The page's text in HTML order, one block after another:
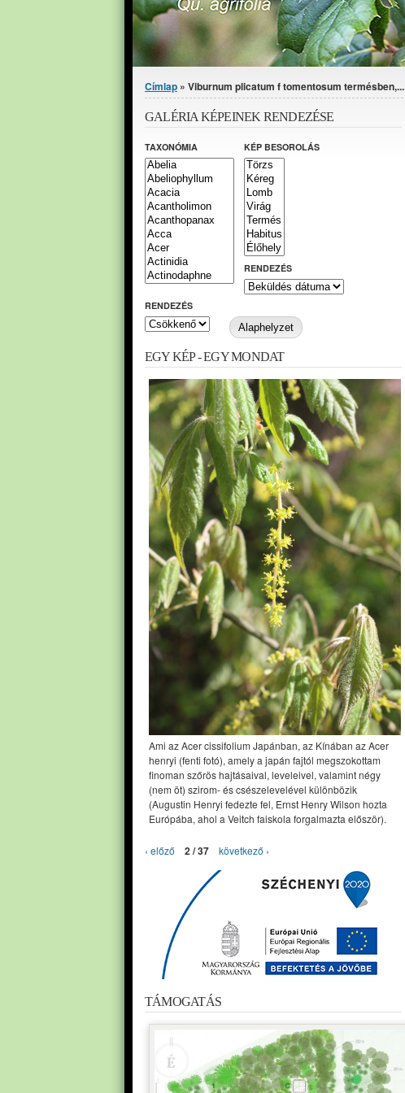
Jelenlegi hely
Címlap » Viburnum plicatum f tomentosum termésben,...
GALÉRIA KÉPEINEK RENDEZÉSE
TAXONÓMIA KÉP BESOROLÁS
RENDEZÉS
RENDEZÉS
EGY KÉP - EGY MONDAT
Ami az Acer cissifolium Japánban, az Kínában az Acer
henryi (fenti fotó), amely a japán fajtól megszokottam
finoman szőrös hajtásaival, leveleivel, valamint négy
(nem öt) szirom- és csészelevelével különbözik
(Augustin Henryi fedezte fel, Ernst Henry Wilson hozta
Európába, ahol a Veitch faiskola forgalmazta először).
‹ előző 2 / 37 következő ›
TÁMOGATÁS